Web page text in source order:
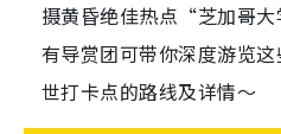
摄黄昏绝佳热点“芝加哥
有导赏团可带你深度游览
世打卡点的路线及详情～